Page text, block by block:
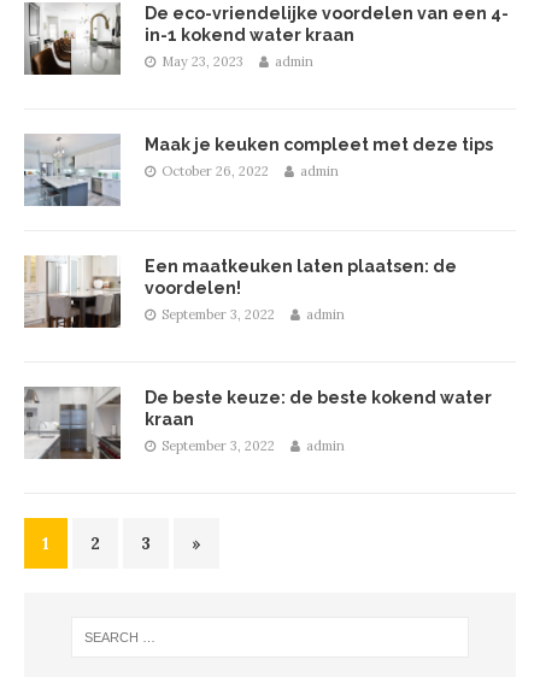
De eco-vriendelijke voordelen van een 4-
in-1 kokend water kraan
May 23, 2023 admin
Maak je keuken compleet met deze tips
October 26, 2022 admin
Een maatkeuken laten plaatsen: de
voordelen!
September 3, 2022 admin
De beste keuze: de beste kokend water
kraan
September 3, 2022 admin
1 2 3 »